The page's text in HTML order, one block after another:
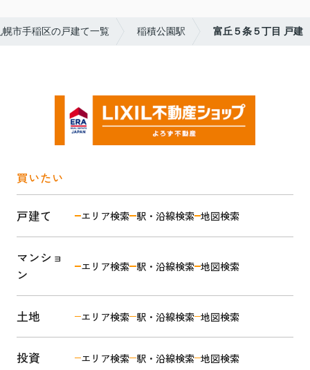
幌市手稲区の戸建て一覧 稲積公園駅 富丘５条５丁目 戸建
買いたい
戸建て エリア検索 駅・沿線検索 地図検索
マンショ
ン
エリア検索 駅・沿線検索 地図検索
土地 エリア検索 駅・沿線検索 地図検索
投資 エリア検索 駅・沿線検索 地図検索